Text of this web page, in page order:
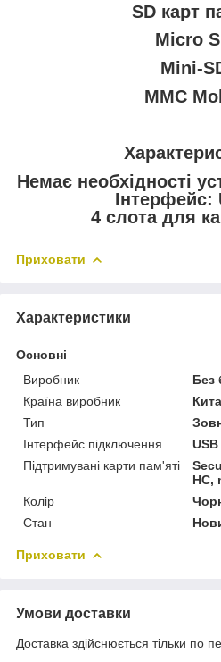
SD карт
Micro
Mini-
MMC
Немає необхідності
Інтерфейс:
4 слота для
Приховати
Характеристики
Основні
Виробник
Без
Країна виробник
Тип
Інтерфейс підключення
Підтримувані карти пам'яті
HC,
Колір
Стан
Приховати
Умови доставки
Доставка здійснюється тільки по